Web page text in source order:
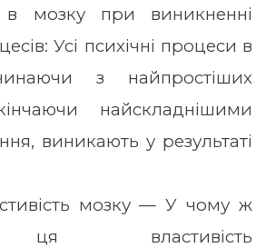
в мозку при виникненні
Усі психічні процеси в
з найпростіших
найскладнішими
виникають у результаті
мозку — У чому ж
ця властивість